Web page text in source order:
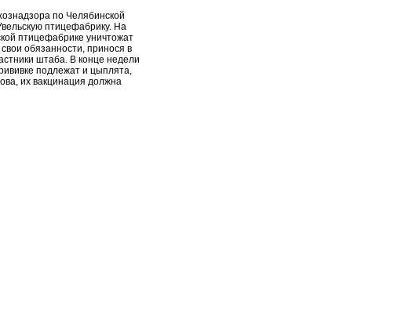
по Челябинской
птицефабрику. На
птицефабрике уничтожат
обязанности, принося в
штаба. В конце недели
подлежат и цыплята,
их вакцинация должна